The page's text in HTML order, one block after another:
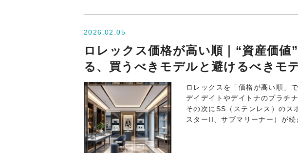
2026.02.05
ロレックス価格が高い順｜“資産価値
る、買うべきモデルと避けるべきモ
ロレックスを「価格が高い順」
デイデイトやデイトナのプラチ
その次にSS（ステンレス）のス
スターII、サブマリーナー）が